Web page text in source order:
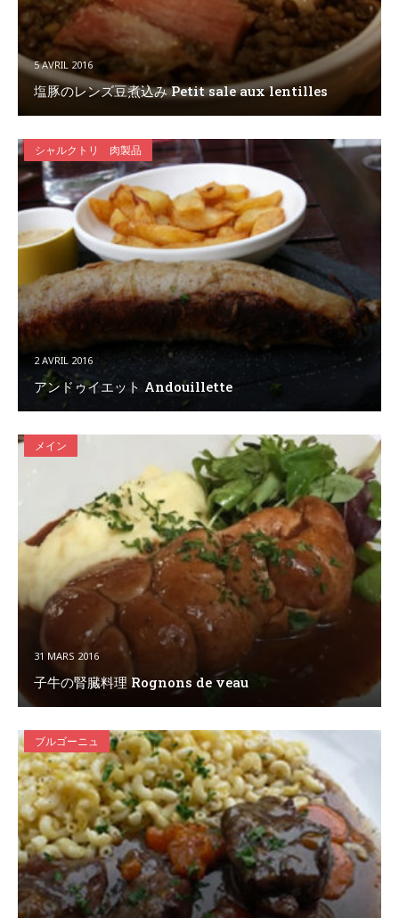
5 AVRIL 2016
塩豚のレンズ豆煮込み Petit sale aux lentilles
シャルクトリ 肉製品
2 AVRIL 2016
アンドゥイエット Andouillette
メイン
31 MARS 2016
子牛の腎臓料理 Rognons de veau
ブルゴーニュ